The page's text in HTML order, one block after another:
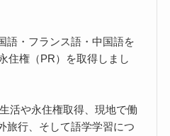
語・フランス語・中国語を
住権（PR）を取得しまし
活や永住権取得、現地で働
旅行、そして語学学習につ